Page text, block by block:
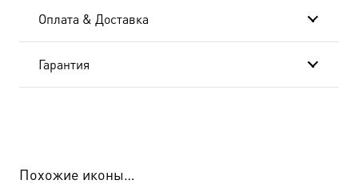
Оплата & Доставка
Гарантия
Похожие иконы…